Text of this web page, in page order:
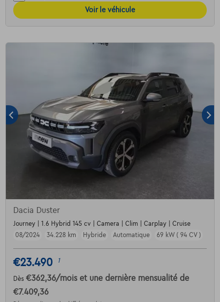
Voir le véhicule
Dacia Duster
Journey | 1.6 Hybrid 145 cv | Camera | Clim | Carplay | Cruise
08/2024
34.228 km Hybride Automatique 69 kW ( 94 CV )
€23.490 1
Dès €362,36/mois et une dernière mensualité de
€7.409,36